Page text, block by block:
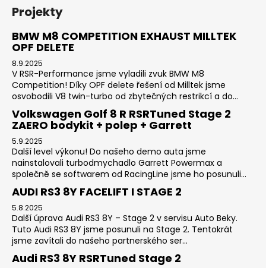
Projekty
BMW M8 COMPETITION EXHAUST MILLTEK
OPF DELETE
8.9.2025
V RSR-Performance jsme vyladili zvuk BMW M8
Competition! Díky OPF delete řešení od Milltek jsme
osvobodili V8 twin-turbo od zbytečných restrikcí a do...
Volkswagen Golf 8 R RSRTuned Stage 2
ZAERO bodykit + polep + Garrett
5.9.2025
Další level výkonu! Do našeho demo auta jsme
nainstalovali turbodmychadlo Garrett Powermax a
společně se softwarem od RacingLine jsme ho posunuli...
AUDI RS3 8Y FACELIFT I STAGE 2
5.8.2025
Další úprava Audi RS3 8Y – Stage 2 v servisu Auto Beky.
Tuto Audi RS3 8Y jsme posunuli na Stage 2. Tentokrát
jsme zavítali do našeho partnerského ser...
Audi RS3 8Y RSRTuned Stage 2